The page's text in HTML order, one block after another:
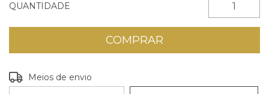
QUANTIDADE
Entregas para o CEP:
Meios de envio